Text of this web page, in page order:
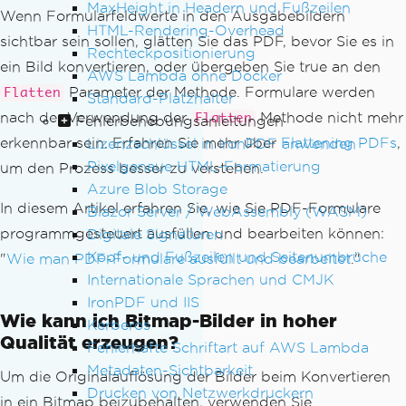
MaxHeight in Headern und Fußzeilen
HTML-Rendering-Overhead
Rechteckpositionierung
AWS Lambda ohne Docker
Standard-Platzhalter
Fehlerbehebungsanleitungen
Lizenzschlüssel in IronPDF anwenden
Pixelgenaue HTML-Formatierung
Azure Blob Storage
Blazor Server / WebAssembly (WASM)
Digitale Signaturen
Kopf- und Fußzeilen und Seitenumbrüche
Internationale Sprachen und CMJK
IronPDF und IIS
Kerberos
Fehlerhafte Schriftart auf AWS Lambda
Metadaten-Sichtbarkeit
Drucken von Netzwerkdruckern
Wenn Formularfeldwerte in den Ausgabebildern
sichtbar sein sollen, glätten Sie das PDF, bevor Sie es in
ein Bild konvertieren, oder übergeben Sie true an den
Flatten
Parameter der Methode. Formulare werden
nach der Verwendung der Flatten Methode nicht mehr
erkennbar sein. Erfahren Sie mehr über Flattening PDFs,
um den Prozess besser zu verstehen.
In diesem Artikel erfahren Sie, wie Sie PDF-Formulare
programmgesteuert ausfüllen und bearbeiten können:
"Wie man PDF-Formulare ausfüllt und bearbeitet."
Wie kann ich Bitmap-Bilder in hoher
Qualität erzeugen?
Um die Originalauflösung der Bilder beim Konvertieren
in ein Bitmap beizubehalten, verwenden Sie